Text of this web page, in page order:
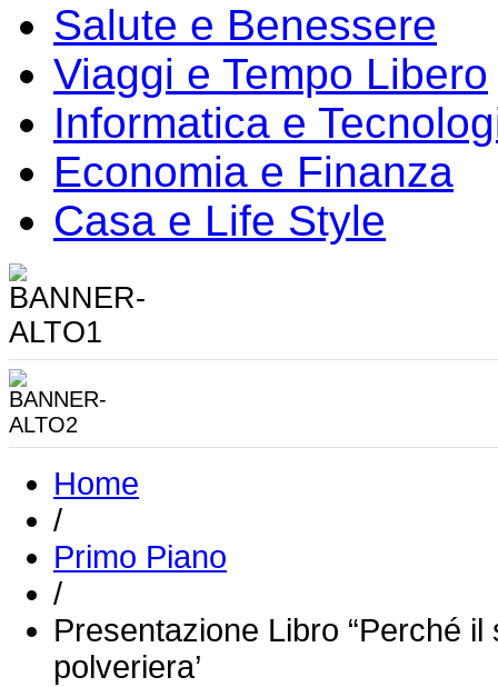
Salute e Benessere
Viaggi e Tempo Libero
Informatica e
Economia e Finanza
Casa e Life Style
Home
/
Primo Piano
/
Presentazione Libro “Perché il
polveriera’